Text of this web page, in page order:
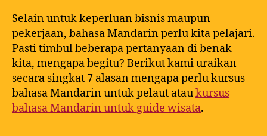
Selain untuk keperluan bisnis maupun
pekerjaan, bahasa Mandarin perlu kita pelajari.
Pasti timbul beberapa pertanyaan di benak
kita, mengapa begitu? Berikut kami uraikan
secara singkat 7 alasan mengapa perlu kursus
bahasa Mandarin untuk pelaut ataukursus
bahasa Mandarin untuk guide wisata.